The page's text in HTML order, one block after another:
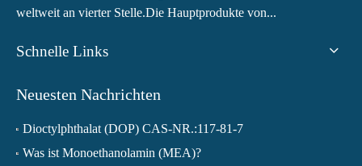
weltweit an vierter Stelle.Die Hauptprodukte von...
Schnelle Links
Neuesten Nachrichten
Dioctylphthalat (DOP) CAS-NR.:117-81-7
Was ist Monoethanolamin (MEA)?